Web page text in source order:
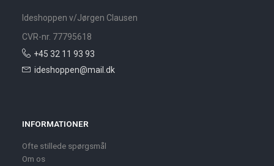
Ideshoppen v/Jørgen Clausen
CVR-nr. 77795618
+45 32 11 93 93
ideshoppen@mail.dk
INFORMATIONER
Ofte stillede spørgsmål
Om os